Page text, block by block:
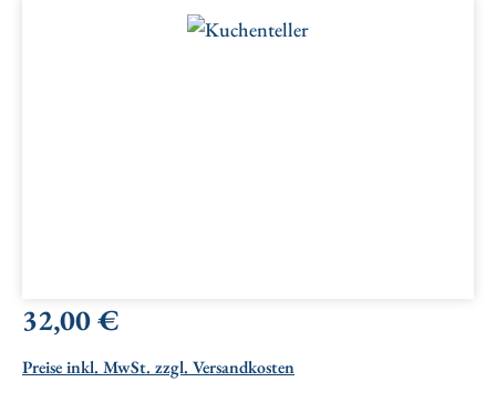
Bildergalerie überspringen
Regulärer Preis:
32,00 €
Preise inkl. MwSt. zzgl. Versandkosten